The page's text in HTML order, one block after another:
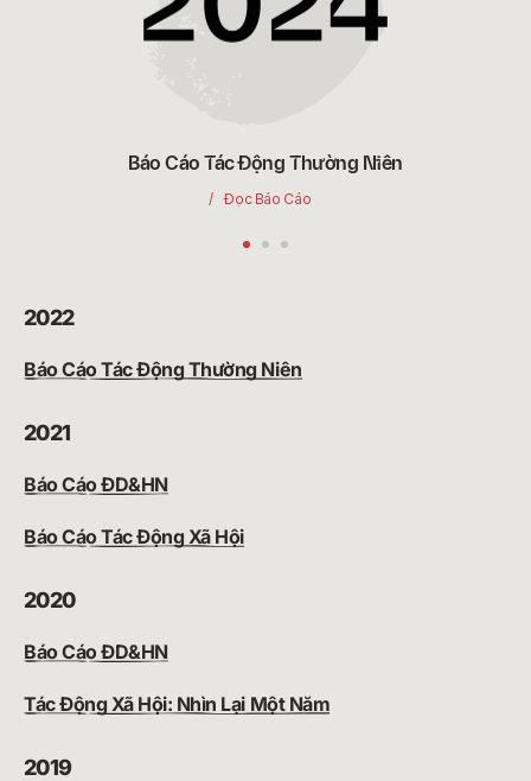
Báo Cáo Tác Động Thường Niên
Đọc Báo Cáo
2022
Báo Cáo Tác Động Thường Niên
2021
Báo Cáo ĐD&HN
Báo Cáo Tác Động Xã Hội
2020
Báo Cáo ĐD&HN
Tác Động Xã Hội: Nhìn Lại Một Năm
2019